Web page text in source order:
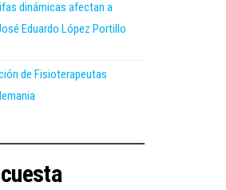
dinámicas afectan a
Eduardo López Portillo
de Fisioterapeutas